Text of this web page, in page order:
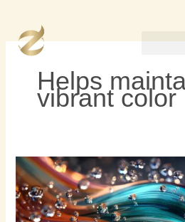
content
Helps
vibrant color
แชมพู
รักษา
สีผม
vs